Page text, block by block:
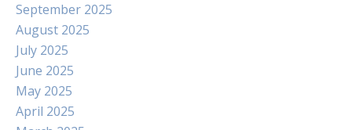
September 2025
August 2025
July 2025
June 2025
May 2025
April 2025